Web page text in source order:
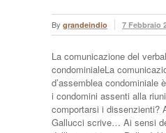
By grandeindio 7 Febbraio
La comunicazione del
condominialeLa
d’assemblea condominiale
i condomini assenti alla
comportarsi i dissenzienti?
Gallucci scrive… Ai sensi